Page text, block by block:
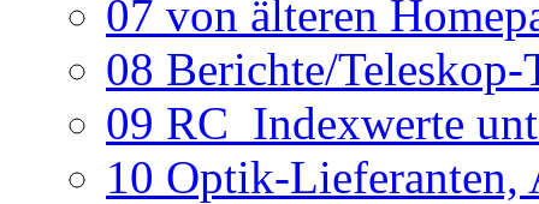
07 von älteren
08 Berichte/
09 RC_Indexwerte
10 Optik-Lieferanten,